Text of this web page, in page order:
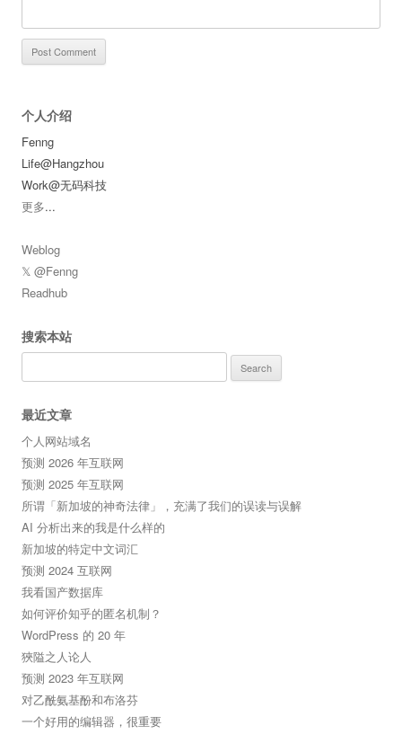
个人介绍
Fenng
Life@Hangzhou
Work@无码科技
更多...
Weblog
𝕏 @Fenng
Readhub
搜索本站
for:
最近文章
个人网站域名
预测 2026 年互联网
预测 2025 年互联网
所谓「新加坡的神奇法律」，充满了我们的误读与误解
AI 分析出来的我是什么样的
新加坡的特定中文词汇
预测 2024 互联网
我看国产数据库
如何评价知乎的匿名机制？
WordPress 的 20 年
狹隘之人论人
预测 2023 年互联网
对乙酰氨基酚和布洛芬
一个好用的编辑器，很重要